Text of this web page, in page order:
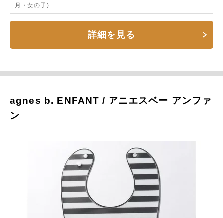
月・女の子)
詳細を見る
agnes b. ENFANT / アニエスベー アンファ
ン